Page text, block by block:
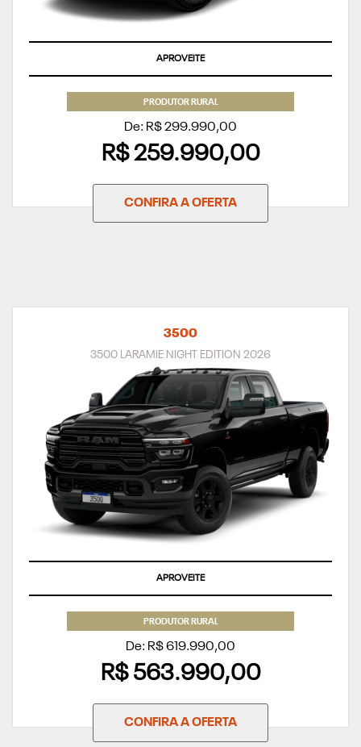
APROVEITE
PRODUTOR RURAL
De: R$ 299.990,00
R$ 259.990,00
CONFIRA A OFERTA
3500
3500 LARAMIE NIGHT EDITION 2026
APROVEITE
PRODUTOR RURAL
De: R$ 619.990,00
R$ 563.990,00
CONFIRA A OFERTA